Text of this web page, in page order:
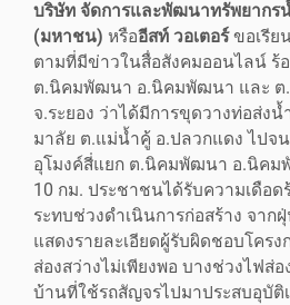
บริษัท จัดการและพัฒนาทรัพยากร
(มหาชน) หรืออีสท์ วอเตอร์ขอเรีย
ตามที่มีข่าวในสื่อสังคมออนไลน์ ร้
ต.นิคมพัฒนา อ.นิคมพัฒนา และ ต
จ.ระยอง ว่าได้มีการขุดวางท่อส่ง
มาลัย ต.แม่น้ำคู้ อ.ปลวกแดง ไปจ
อุโมงค์สี่แยก ต.นิคมพัฒนา อ.นิคม
10 กม. ประชาชนได้รับความเดือด
ระทบช่วงดำเนินการก่อสร้าง จาก
แสดงรายละเอียดผู้รับผิดชอบโคร
ส่องสว่างไม่เพียงพอ บางช่วงไฟส่
บ้านที่ใช้รถสัญจรไปมาประสบอุบัติ